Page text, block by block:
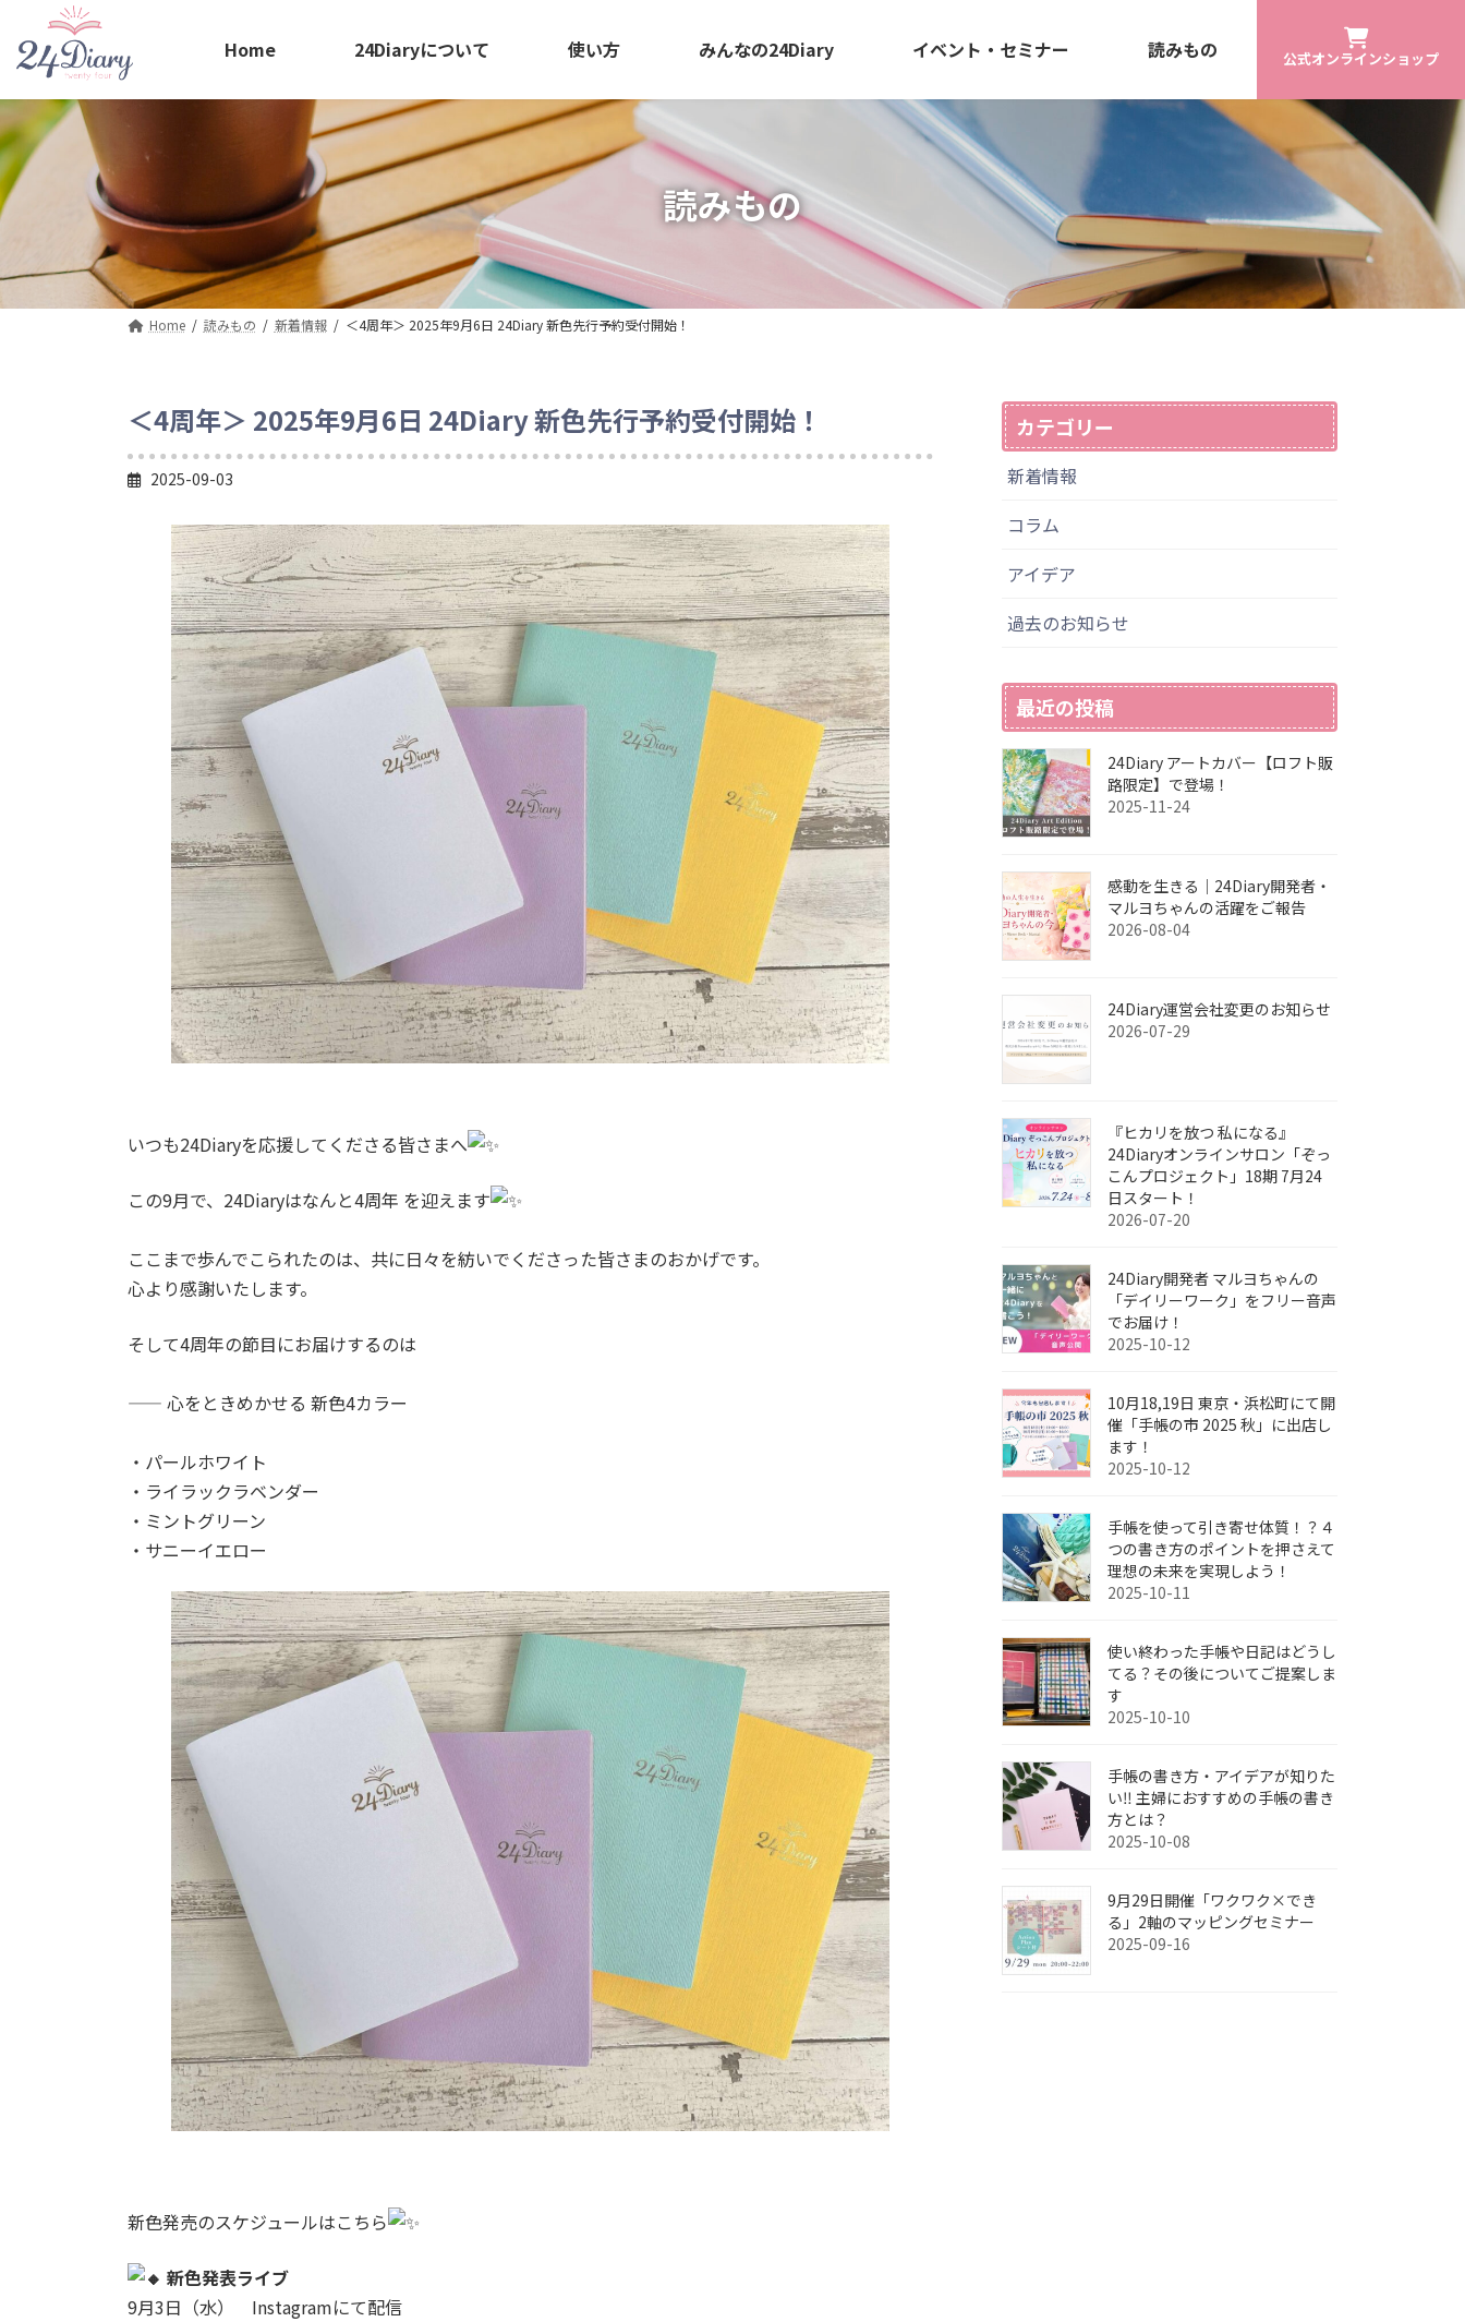
ツ
へ
ス
キ
ッ
シ
ョ
ン
に
移
Home 24Diaryについて 使い方 みんなの24Diary イベント・セミナー 読みもの 公式オンラインショップ
読みもの
Home 読みもの 新着情報 ＜4周年＞ 2025年9月6日 24Diary 新色先行予約受付開始！
＜4周年＞ 2025年9月6日 24Diary 新色先行予約受付開始！
2025-09-03
いつも24Diaryを応援してくださる皆さまへ
この9月で、24Diaryはなんと4周年 を迎えます
ここまで歩んでこられたのは、共に日々を紡いでくださった皆さまのおかげです。
心より感謝いたします。
そして4周年の節目にお届けするのは
—— 心をときめかせる 新色4カラー
・パールホワイト
・ライラックラベンダー
・ミントグリーン
・サニーイエロー
新色発売のスケジュールはこちら
新色発表ライブ
9月3日（水） Instagramにて配信
カテゴリー
新着情報
コラム
アイデア
過去のお知らせ
最近の投稿
24Diary アートカバー【ロフト販
路限定】で登場！
2025-11-24
感動を生きる｜24Diary開発者・
マルヨちゃんの活躍をご報告
2026-08-04
24Diary運営会社変更のお知らせ
2026-07-29
『ヒカリを放つ 私になる』
24Diaryオンラインサロン「ぞっ
こんプロジェクト」18期 7月24
日スタート！
2026-07-20
24Diary開発者 マルヨちゃんの
「デイリーワーク」をフリー音声
でお届け！
2025-10-12
10月18,19日 東京・浜松町にて開
催「手帳の市 2025 秋」に出店し
ます！
2025-10-12
手帳を使って引き寄せ体質！？４
つの書き方のポイントを押さえて
理想の未来を実現しよう！
2025-10-11
使い終わった手帳や日記はどうし
てる？その後についてご提案しま
す
2025-10-10
手帳の書き方・アイデアが知りた
い‼︎ 主婦におすすめの手帳の書き
方とは？
2025-10-08
9月29日開催「ワクワク×でき
る」2軸のマッピングセミナー
2025-09-16